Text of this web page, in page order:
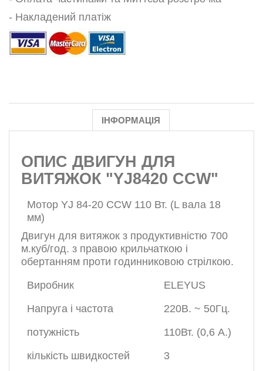
- Накладений платіж
ІНФОРМАЦІЯ
ОПИС ДВИГУН ДЛЯ
ВИТЯЖОК "YJ8420 CСW"
Мотор YJ 84-20 CСW 110 Вт. (L вала 18
мм)
Двигун для витяжок з продуктивністю 700
м.куб/год. з правою крильчаткою і
обертанням проти годинниковою стрілкою.
Виробник
ELEYUS
Напруга і частота
220В. ~ 50Гц.
потужність
110Вт. (0,6 А.)
кількість швидкостей
3